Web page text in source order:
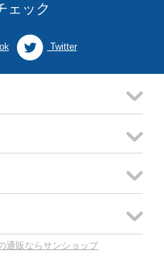
ェック
Twitter
通販ならサンショップ